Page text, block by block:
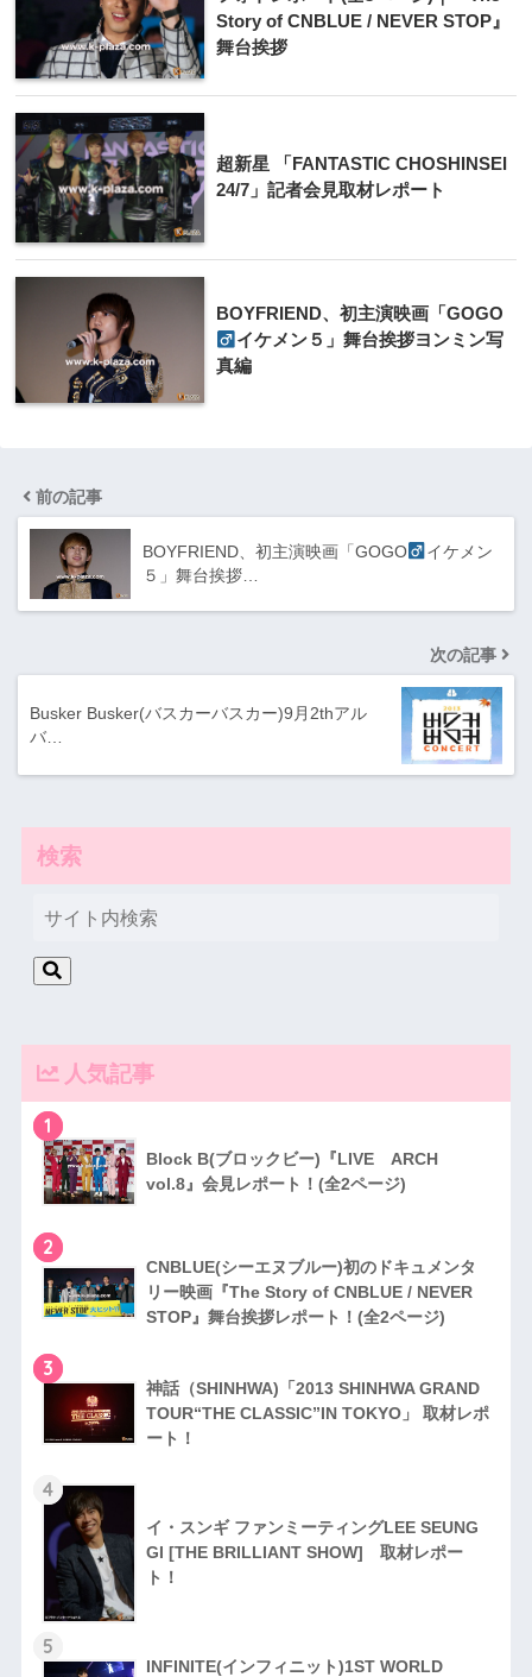
Story of CNBLUE / NEVER STOP』
舞台挨拶
超新星 「FANTASTIC CHOSHINSEI
24/7」記者会見取材レポート
BOYFRIEND、初主演映画「GOGO
イケメン５」舞台挨拶ヨンミン写
真編
前の記事
BOYFRIEND、初主演映画「GOGO
イケメン
５」舞台挨拶…
次の記事
Busker Busker(バスカーバスカー)9月2thアル
バ…
検索
人気記事
1
Block B(ブロックビー)『LIVE ARCH
vol.8』会見レポート！(全2ページ)
2
CNBLUE(シーエヌブルー)初のドキュメンタ
リー映画『The Story of CNBLUE / NEVER
STOP』舞台挨拶レポート！(全2ページ)
3
神話（SHINHWA)「2013 SHINHWA GRAND
TOUR“THE CLASSIC”IN TOKYO」 取材レポ
ート！
4
イ・スンギ ファンミーティングLEE SEUNG
GI [THE BRILLIANT SHOW] 取材レポー
ト！
5
INFINITE(インフィニット)1ST WORLD